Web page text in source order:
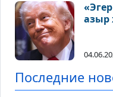
азыр
Последние